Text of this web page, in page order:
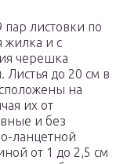
листовки по
жилка и с
черешка
до 20 см в
на
их от
и без
ланцетной
от 1 до 2,5 см